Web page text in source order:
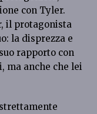
con Tyler.
il protagonista
la disprezza e
rapporto con
ma anche che lei